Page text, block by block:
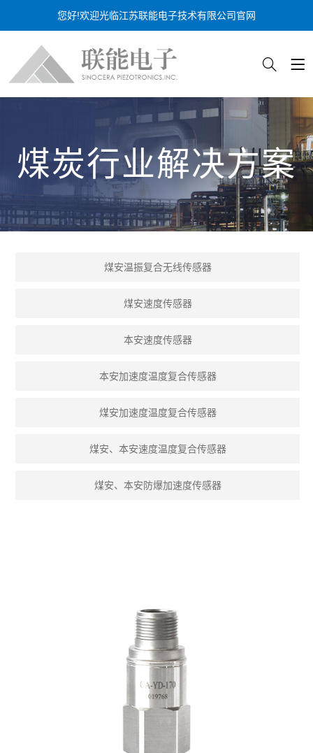
您好!欢迎光临江苏联能电子技术有限公司官网
煤炭行业解决方案
煤安温振复合无线传感器
煤安速度传感器
本安速度传感器
本安加速度温度复合传感器
煤安加速度温度复合传感器
煤安、本安速度温度复合传感器
煤安、本安防爆加速度传感器